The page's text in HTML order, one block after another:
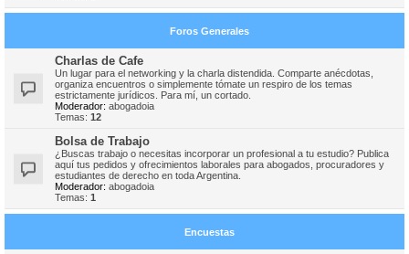
Foros Generales
Charlas de Cafe
Un lugar para el networking y la charla distendida. Comparte anécdotas,
organiza encuentros o simplemente tómate un respiro de los temas
estrictamente jurídicos. Para mí, un cortado.
Moderador: abogadoia
Temas: 12
Bolsa de Trabajo
¿Buscas trabajo o necesitas incorporar un profesional a tu estudio? Publica
aquí tus pedidos y ofrecimientos laborales para abogados, procuradores y
estudiantes de derecho en toda Argentina.
Moderador: abogadoia
Temas: 1
Encuestas